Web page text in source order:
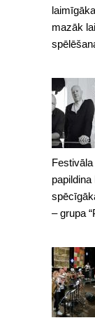
mazāk
– grupa